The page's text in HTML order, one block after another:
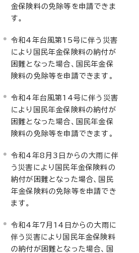
金保険料の免除等を申請できま
す。
令和4年台風第15号に伴う災害
により国民年金保険料の納付が
困難となった場合、国民年金保
険料の免除等を申請できます。
令和4年台風第14号に伴う災害
により国民年金保険料の納付が
困難となった場合、国民年金保
険料の免除等を申請できます。
令和4年8月3日からの大雨に伴
う災害により国民年金保険料の
納付が困難となった場合、国民
年金保険料の免除等を申請でき
ます。
令和4年7月14日からの大雨に
伴う災害により国民年金保険料
の納付が困難となった場合、国